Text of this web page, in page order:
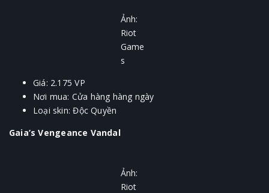
Ảnh:
Riot
Game
s
Giá: 2.175 VP
Nơi mua: Cửa hàng hàng ngày
Loại skin: Độc Quyền
Gaia’s Vengeance Vandal
Ảnh:
Riot